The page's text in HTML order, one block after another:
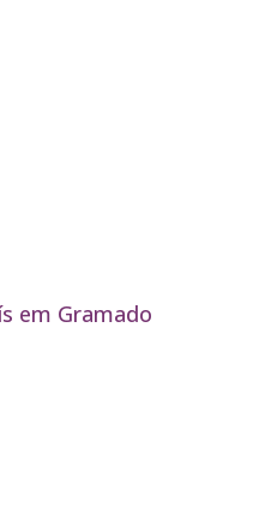
em Gramado